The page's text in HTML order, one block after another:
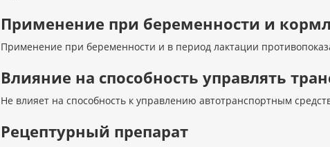
Применение при беременности и
Применение при беременности и в период лактации
Влияние на способность управлять
Не влияет на способность к управлению автотранспортным
Рецептурный препарат